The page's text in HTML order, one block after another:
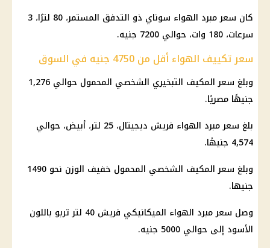
كان سعر مبرد الهواء سوناي ذو التدفق المستمر، 80 لترًا، 3
سرعات، 180 وات، حوالي 7200 جنيه.
سعر تكييف الهواء أقل من 4750 جنيه في السوق
وبلغ سعر المكيف التبخيري الشخصي المحمول حوالي 1,276
جنيهًا مصريًا.
بلغ سعر مبرد الهواء فريش ديجيتال، 25 لتر، أبيض، حوالي
4,574 جنيهًا.
وبلغ سعر المكيف الشخصي المحمول خفيف الوزن
نحو 1490
جنيها.
وصل سعر مبرد الهواء الميكانيكي فريش 40 لتر تربو باللون
الأسود إلى حوالي 5000 جنيه.